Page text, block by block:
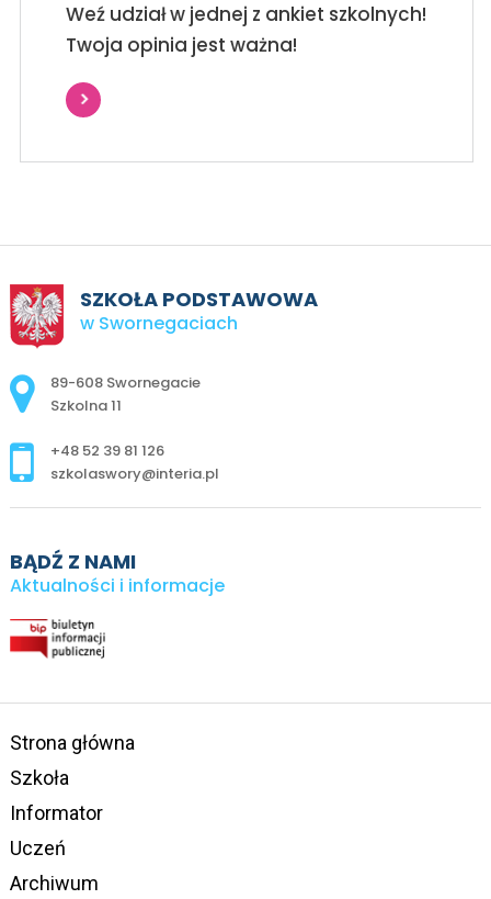
Weź udział w jednej z ankiet szkolnych!
Twoja opinia jest ważna!
SZKOŁA PODSTAWOWA
w Swornegaciach
Adres pocztowy:
89-608 Swornegacie
Szkolna 11
+48 52 39 81 126
szkolaswory@interia.pl
BĄDŹ Z NAMI
Aktualności i informacje
Strona główna
Szkoła
Informator
Uczeń
Archiwum